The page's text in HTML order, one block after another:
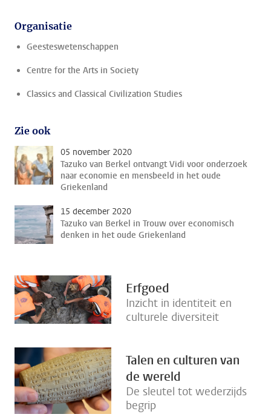
Organisatie
Geesteswetenschappen
Centre for the Arts in Society
Classics and Classical Civilization Studies
Zie ook
05 november 2020
Tazuko van Berkel ontvangt Vidi voor onderzoek
naar economie en mensbeeld in het oude
Griekenland
15 december 2020
Tazuko van Berkel in Trouw over economisch
denken in het oude Griekenland
Erfgoed
Inzicht in identiteit en
culturele diversiteit
Talen en culturen van
de wereld
De sleutel tot wederzijds
begrip